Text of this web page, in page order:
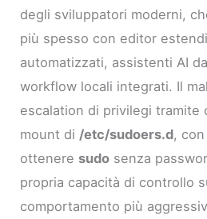
degli sviluppatori moderni,
più spesso con editor
automatizzati, assistenti AI
workflow locali integrati. Il
escalation di privilegi tramite
mount di /etc/sudoers.d,
ottenere sudo senza
propria capacità di controllo
comportamento più